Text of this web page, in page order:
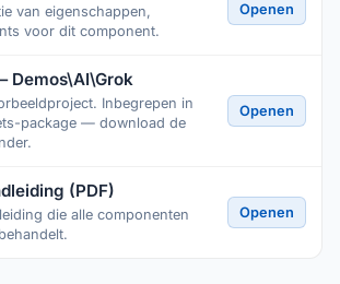
van eigenschappen,
voor dit component.
Openen
Demos\AI\Grok
Inbegrepen in
package — download de
Openen
(PDF)
die alle componenten
Openen